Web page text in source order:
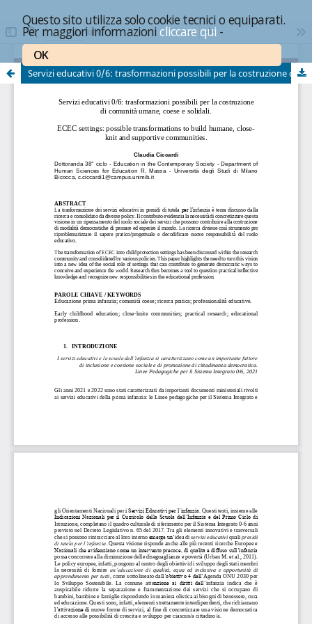
Questo sito utilizza solo cookie tecnici o equiparati.
Per maggiori informazionicliccare qui -
OK
Servizi educativi 0/6: trasformazioni possibili per la costruzione di comunità umane, coese e solidali